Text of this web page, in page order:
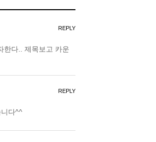
한다.. 제목보고 카운
REPLY
다^^
REPLY